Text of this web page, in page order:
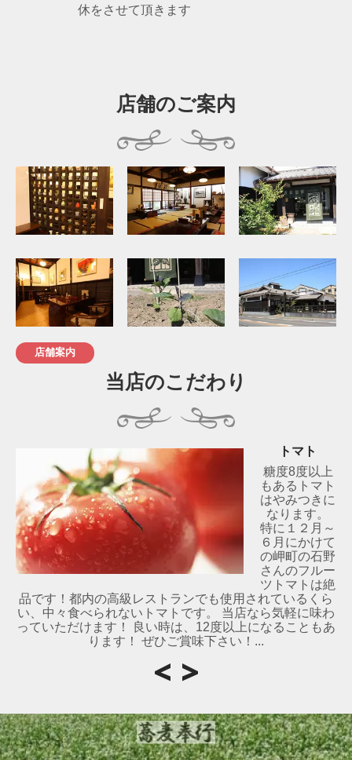
休をさせて頂きます
店舗のご案内
店舗案内
当店のこだわり
トマト
糖度8度以上
もあるトマト
はやみつきに
なります。
特に１２月～
６月にかけて
の岬町の石野
さんのフルー
ツトマトは絶
品です！都内の高級レストランでも使用されているくら
い、中々食べられないトマトです。 当店なら気軽に味わ
っていただけます！ 良い時は、12度以上になることもあ
ります！ ぜひご賞味下さい！...